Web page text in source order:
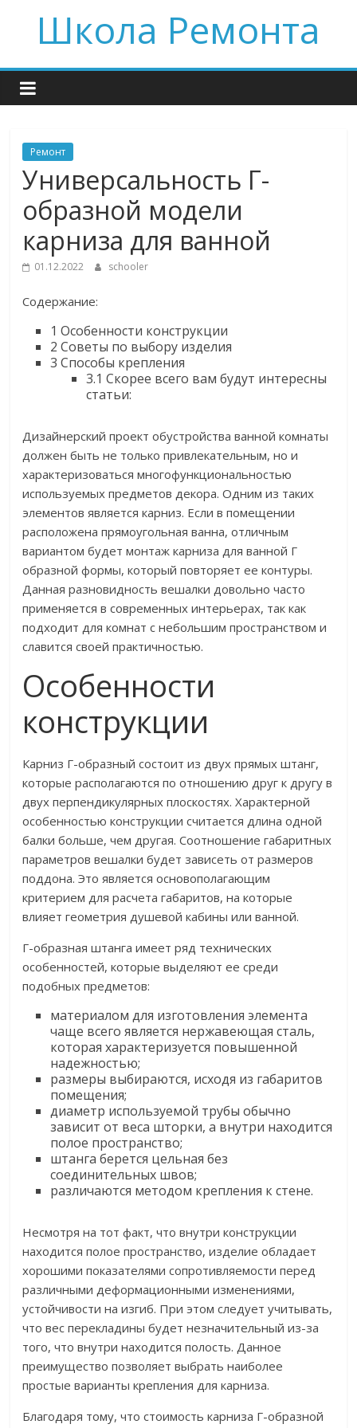
contentШкола Ремонта
Ремонт
Универсальность Г-
образной модели
карниза для ванной
01.12.2022 schooler
Содержание:
1 Особенности конструкции
2 Советы по выбору изделия
3 Способы крепления
3.1 Скорее всего вам будут интересны
статьи:
Дизайнерский проект обустройства ванной комнаты
должен быть не только привлекательным, но и
характеризоваться многофункциональностью
используемых предметов декора. Одним из таких
элементов является карниз. Если в помещении
расположена прямоугольная ванна, отличным
вариантом будет монтаж карниза для ванной Г
образной формы, который повторяет ее контуры.
Данная разновидность вешалки довольно часто
применяется в современных интерьерах, так как
подходит для комнат с небольшим пространством и
славится своей практичностью.
Особенности
конструкции
Карниз Г-образный состоит из двух прямых штанг,
которые располагаются по отношению друг к другу в
двух перпендикулярных плоскостях. Характерной
особенностью конструкции считается длина одной
балки больше, чем другая. Соотношение габаритных
параметров вешалки будет зависеть от размеров
поддона. Это является основополагающим
критерием для расчета габаритов, на которые
влияет геометрия душевой кабины или ванной.
Г-образная штанга имеет ряд технических
особенностей, которые выделяют ее среди
подобных предметов:
материалом для изготовления элемента
чаще всего является нержавеющая сталь,
которая характеризуется повышенной
надежностью;
размеры выбираются, исходя из габаритов
помещения;
диаметр используемой трубы обычно
зависит от веса шторки, а внутри находится
полое пространство;
штанга берется цельная без
соединительных швов;
различаются методом крепления к стене.
Несмотря на тот факт, что внутри конструкции
находится полое пространство, изделие обладает
хорошими показателями сопротивляемости перед
различными деформационными изменениями,
устойчивости на изгиб. При этом следует учитывать,
что вес перекладины будет незначительный из-за
того, что внутри находится полость. Данное
преимущество позволяет выбрать наиболее
простые варианты крепления для карниза.
Благодаря тому, что стоимость карниза Г-образной